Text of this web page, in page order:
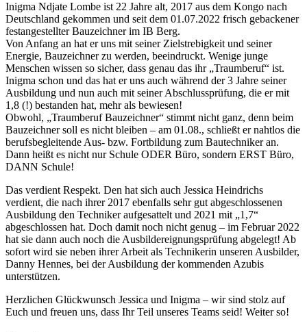
Inigma Ndjate Lombe ist 22 Jahre alt, 2017 aus dem Kongo nach
Deutschland gekommen und seit dem 01.07.2022 frisch gebackener
festangestellter Bauzeichner im IB Berg.
Von Anfang an hat er uns mit seiner Zielstrebigkeit und seiner
Energie, Bauzeichner zu werden, beeindruckt. Wenige junge
Menschen wissen so sicher, dass genau das ihr „Traumberuf“ ist.
Inigma schon und das hat er uns auch während der 3 Jahre seiner
Ausbildung und nun auch mit seiner Abschlussprüfung, die er mit
1,8 (!) bestanden hat, mehr als bewiesen!
Obwohl, „Traumberuf Bauzeichner“ stimmt nicht ganz, denn beim
Bauzeichner soll es nicht bleiben – am 01.08., schließt er nahtlos die
berufsbegleitende Aus- bzw. Fortbildung zum Bautechniker an.
Dann heißt es nicht nur Schule ODER Büro, sondern ERST Büro,
DANN Schule!
Das verdient Respekt. Den hat sich auch Jessica Heindrichs
verdient, die nach ihrer 2017 ebenfalls sehr gut abgeschlossenen
Ausbildung den Techniker aufgesattelt und 2021 mit „1,7“
abgeschlossen hat. Doch damit noch nicht genug – im Februar 2022
hat sie dann auch noch die Ausbildereignungsprüfung abgelegt! Ab
sofort wird sie neben ihrer Arbeit als Technikerin unseren Ausbilder,
Danny Hennes, bei der Ausbildung der kommenden Azubis
unterstützen.
Herzlichen Glückwunsch Jessica und Inigma – wir sind stolz auf
Euch und freuen uns, dass Ihr Teil unseres Teams seid! Weiter so!